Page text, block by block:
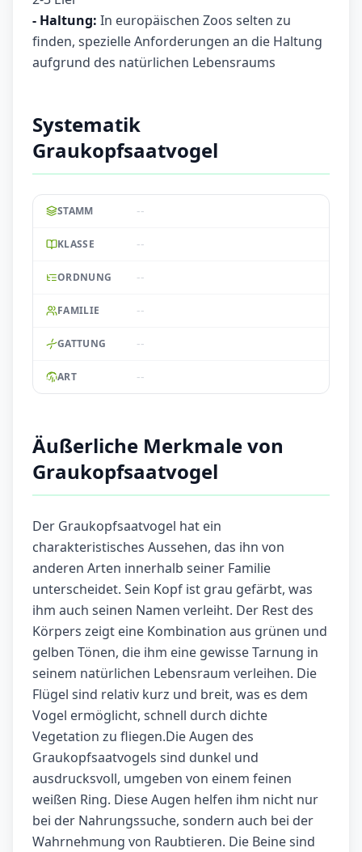
- Haltung: In europäischen Zoos selten zu
finden, spezielle Anforderungen an die Haltung
aufgrund des natürlichen Lebensraums
Systematik
Graukopfsaatvogel
STAMM --
KLASSE --
ORDNUNG --
FAMILIE --
GATTUNG --
ART --
Äußerliche Merkmale von
Graukopfsaatvogel
Der Graukopfsaatvogel hat ein
charakteristisches Aussehen, das ihn von
anderen Arten innerhalb seiner Familie
unterscheidet. Sein Kopf ist grau gefärbt, was
ihm auch seinen Namen verleiht. Der Rest des
Körpers zeigt eine Kombination aus grünen und
gelben Tönen, die ihm eine gewisse Tarnung in
seinem natürlichen Lebensraum verleihen. Die
Flügel sind relativ kurz und breit, was es dem
Vogel ermöglicht, schnell durch dichte
Vegetation zu fliegen.Die Augen des
Graukopfsaatvogels sind dunkel und
ausdrucksvoll, umgeben von einem feinen
weißen Ring. Diese Augen helfen ihm nicht nur
bei der Nahrungssuche, sondern auch bei der
Wahrnehmung von Raubtieren. Die Beine sind